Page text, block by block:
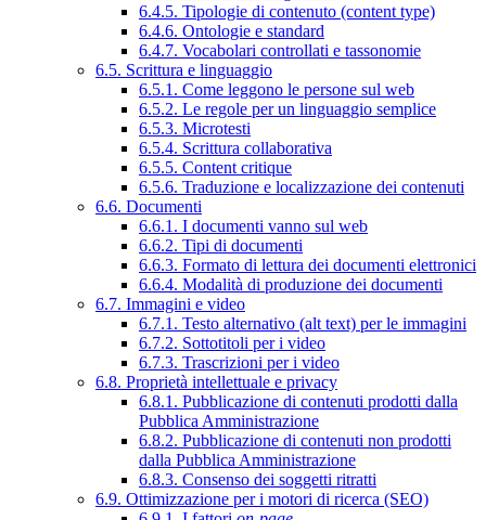
6.4.5. Tipologie di contenuto (content type)
6.4.6. Ontologie e standard
6.4.7. Vocabolari controllati e tassonomie
6.5. Scrittura e linguaggio
6.5.1. Come leggono le persone sul web
6.5.2. Le regole per un linguaggio semplice
6.5.3. Microtesti
6.5.4. Scrittura collaborativa
6.5.5. Content critique
6.5.6. Traduzione e localizzazione dei contenuti
6.6. Documenti
6.6.1. I documenti vanno sul web
6.6.2. Tipi di documenti
6.6.3. Formato di lettura dei documenti elettronici
6.6.4. Modalità di produzione dei documenti
6.7. Immagini e video
6.7.1. Testo alternativo (alt text) per le immagini
6.7.2. Sottotitoli per i video
6.7.3. Trascrizioni per i video
6.8. Proprietà intellettuale e privacy
6.8.1. Pubblicazione di contenuti prodotti dalla
Pubblica Amministrazione
6.8.2. Pubblicazione di contenuti non prodotti
dalla Pubblica Amministrazione
6.8.3. Consenso dei soggetti ritratti
6.9. Ottimizzazione per i motori di ricerca (SEO)